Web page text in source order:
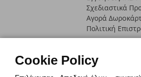
Σχεδιαστικά
Αγορά
Πολιτική
Cookie Policy